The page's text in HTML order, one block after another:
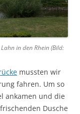
in den Rhein (Bild:
mussten wir
fahren. Um so
ankamen und die
Dusche